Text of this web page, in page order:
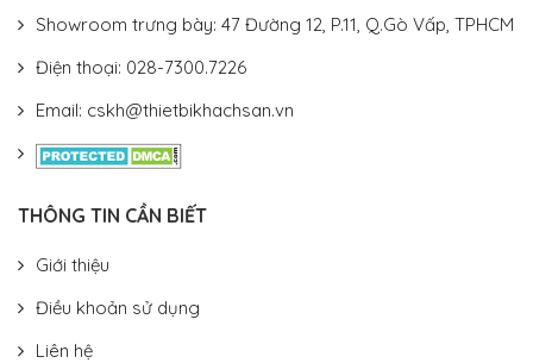
Showroom trưng bày: 47 Đường 12, P.11, Q.Gò Vấp, TPHCM
Điện thoại: 028-7300.7226
Email: cskh@thietbikhachsan.vn
THÔNG TIN CẦN BIẾT
Giới thiệu
Điều khoản sử dụng
Liên hệ